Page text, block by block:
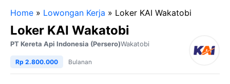
Home » Lowongan Kerja » Loker KAI Wakatobi
Loker KAI Wakatobi
PT Kereta Api Indonesia (Persero)Wakatobi
Rp 2.800.000 Bulanan